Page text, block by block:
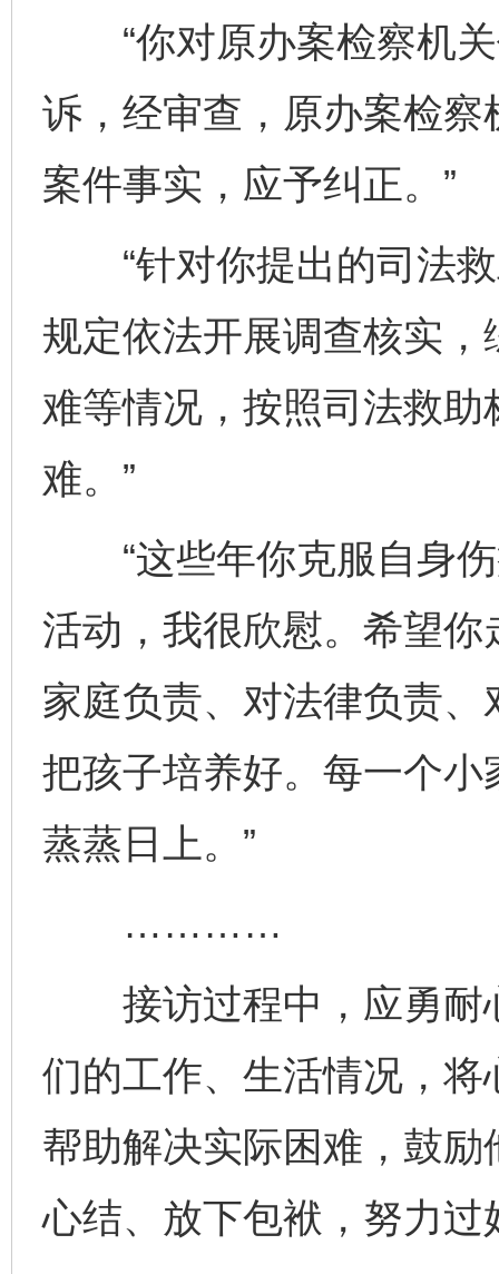
“你对原办案检察机关
诉，经审查，原办案检
案件事实，应予纠正。”
“针对你提出的司法救
规定依法开展调查核实
难等情况，按照司法救
难。”
“这些年你克服自身伤
活动，我很欣慰。希望
家庭负责、对法律负责
把孩子培养好。每一个
蒸蒸日上。”
…………
接访过程中，应勇耐
们的工作、生活情况，
帮助解决实际困难，鼓
心结、放下包袱，努力过